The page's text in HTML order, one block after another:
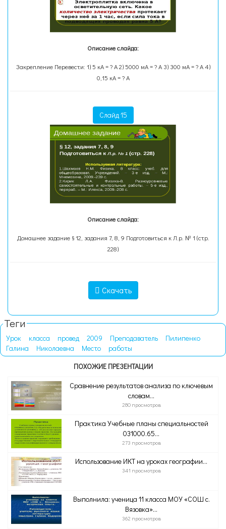
Описание слайда:
Закрепление Перевести: 1) 5 кА = ? А 2) 5000 мА = ? А 3) 300 мА = ? А 4)
0,15 кА = ? А
Слайд 15
Описание слайда:
Домашнее задание § 12, задания 7, 8, 9 Подготовиться к Л.р. № 1 (стр.
228)
Скачать
Теги
Урок класса провед 2009 Преподаватель
Пилипенко
Галина
Николаевна Место
работы
ПОХОЖИЕ ПРЕЗЕНТАЦИИ
Сравнение результатов анализа по ключевым
словам...
280 просмотров
Практика Учебные планы специальностей
031000.65...
273 просмотров
Использование ИКТ на уроках географии...
341 просмотров
Выполнила: ученица 11 класса МОУ «СОШ с.
Вязовка»...
362 просмотров